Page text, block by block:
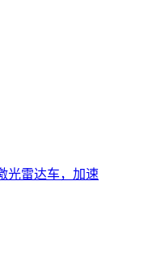
光雷达车，加速